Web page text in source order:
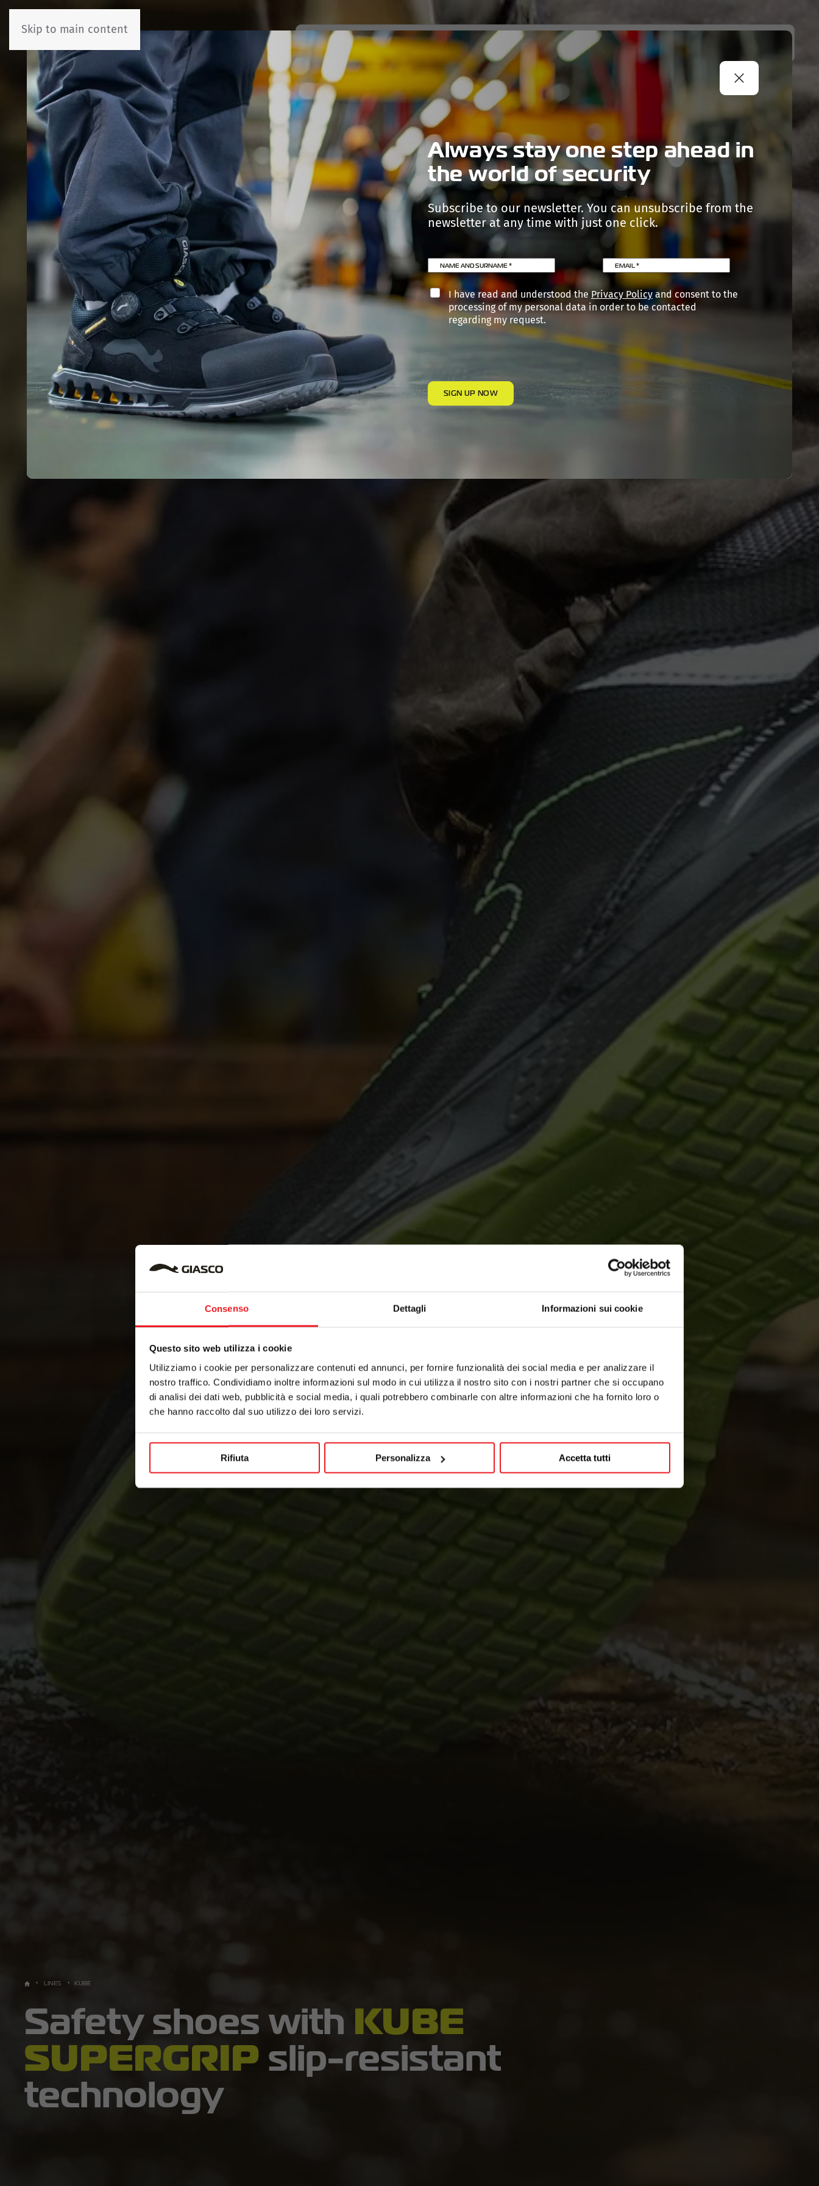
Consenso Dettagli Informazioni sui cookie
Questo sito web utilizza i cookie
Utilizziamo i cookie per personalizzare contenuti ed annunci, per fornire funzionalità dei social media e per analizzare il
nostro traffico. Condividiamo inoltre informazioni sul modo in cui utilizza il nostro sito con i nostri partner che si occupano
di analisi dei dati web, pubblicità e social media, i quali potrebbero combinarle con altre informazioni che ha fornito loro o
che hanno raccolto dal suo utilizzo dei loro servizi.
Rifiuta Personalizza Accetta tutti
Skip to main content
PRODUCTS TECHNOLOGIES PRODUCTION COMPANY NEWS CONTACTS
LINES KUBE
Safety shoes with KUBE
SUPERGRIP slip-resistant
technology
Always stay one step ahead in
the world of security
Subscribe to our newsletter. You can unsubscribe from the
newsletter at any time with just one click.
NAME AND SURNAME* EMAIL *
I have read and understood the Privacy Policy and consent to the
processing of my personal data in order to be contacted
regarding my request.
SIGN UP NOW